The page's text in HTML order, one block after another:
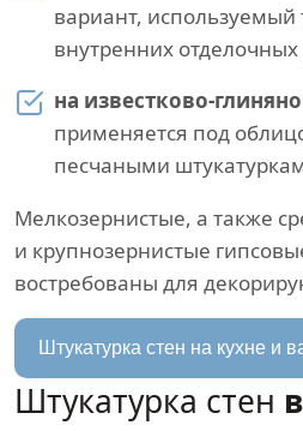
вариант, используемый
внутренних отделочных
на известково-
применяется под
песчаными
Мелкозернистые, а также
и крупнозернистые
востребованы для
Штукатурка стен на кухне и
Штукатурка стен